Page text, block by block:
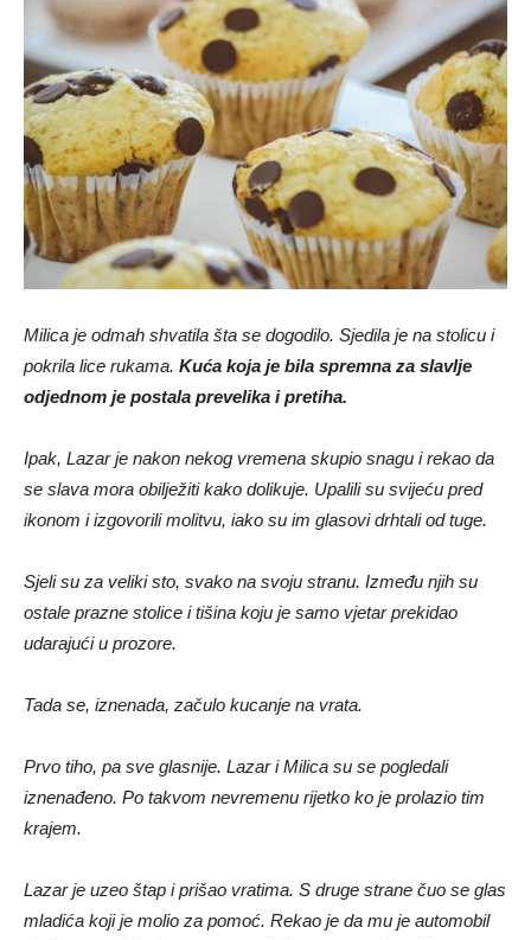
Milica je odmah shvatila šta se dogodilo. Sjedila je na stolicu i
pokrila lice rukama. Kuća koja je bila spremna za slavlje
odjednom je postala prevelika i pretiha.
Ipak, Lazar je nakon nekog vremena skupio snagu i rekao da
se slava mora obilježiti kako dolikuje. Upalili su svijeću pred
ikonom i izgovorili molitvu, iako su im glasovi drhtali od tuge.
Sjeli su za veliki sto, svako na svoju stranu. Između njih su
ostale prazne stolice i tišina koju je samo vjetar prekidao
udarajući u prozore.
Tada se, iznenada, začulo kucanje na vrata.
Prvo tiho, pa sve glasnije. Lazar i Milica su se pogledali
iznenađeno. Po takvom nevremenu rijetko ko je prolazio tim
krajem.
Lazar je uzeo štap i prišao vratima. S druge strane čuo se glas
mladića koji je molio za pomoć. Rekao je da mu je automobil